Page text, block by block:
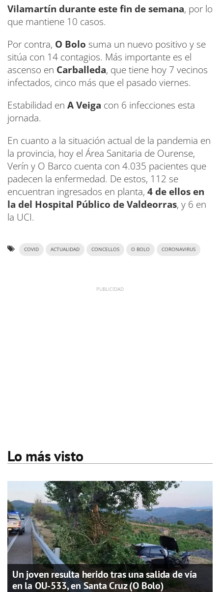
Vilamartín durante este fin de semana, por lo
que mantiene 10 casos.
Por contra, O Bolo suma un nuevo positivo y se
sitúa con 14 contagios. Más importante es el
ascenso en Carballeda, que tiene hoy 7 vecinos
infectados, cinco más que el pasado viernes.
Estabilidad en A Veiga con 6 infecciones esta
jornada.
En cuanto a la situación actual de la pandemia en
la provincia, hoy el Área Sanitaria de Ourense,
Verín y O Barco cuenta con 4.035 pacientes que
padecen la enfermedad. De estos, 112 se
encuentran ingresados en planta, 4 de ellos en
la del Hospital Público de Valdeorras, y 6 en
la UCI.
COVID ACTUALIDAD CONCELLOS O BOLO CORONAVIRUS
Lo más visto
Un joven resulta herido tras una salida de vía
en la OU-533, en Santa Cruz (O Bolo)